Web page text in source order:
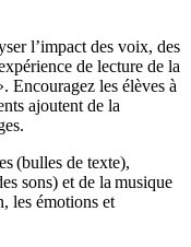
l’impact des voix, des
de lecture de la
Encouragez les élèves à
ajoutent de la
(bulles de texte),
sons) et de la musique
les émotions et